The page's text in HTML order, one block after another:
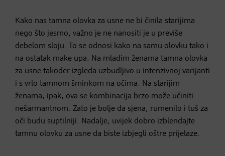
Kako nas tamna olovka za usne ne bi činila starijima
nego što jesmo, važno je ne nanositi je u previše
debelom sloju. To se odnosi kako na samu olovku tako i
na ostatak make upa. Na mladim ženama tamna olovka
za usne također izgleda uzbudljivo u intenzivnoj varijanti
i s vrlo tamnom šminkom na očima. Na starijim
ženama, ipak, ova se kombinacija brzo može učiniti
nešarmantnom. Zato je bolje da sjena, rumenilo i tuš za
oči budu suptilniji. Nadalje, uvijek dobro izblendajte
tamnu olovku za usne da biste izbjegli oštre prijelaze.